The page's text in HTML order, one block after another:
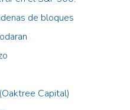
de bloques
Capital)